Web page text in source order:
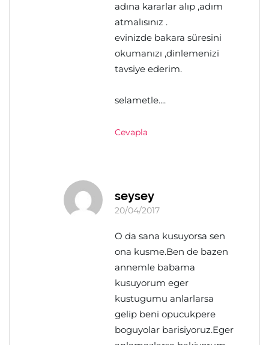
adına kararlar alıp ,adım
atmalısınız .
evinizde bakara süresini
okumanızı ,dinlemenizi
tavsiye ederim.
selametle....
Cevapla
seysey
20/04/2017
O da sana kusuyorsa sen
ona kusme.Ben de bazen
annemle babama
kusuyorum eger
kustugumu anlarlarsa
gelip beni opucukpere
boguyolar barisiyoruz.Eger